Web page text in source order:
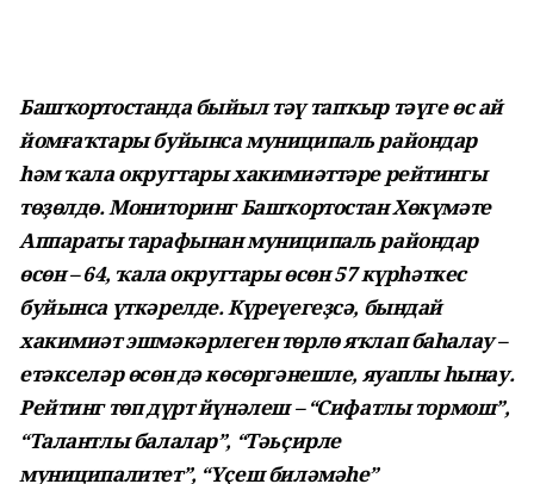
Башҡортостанда быйыл тәү тапҡыр тәүге өс ай
йомғаҡтары буйынса муниципаль райондар
һәм ҡала округтары хакимиәттәре рейтингы
төҙөлдө. Мониторинг Башҡортостан Хөкүмәте
Аппараты тарафынан муниципаль райондар
өсөн – 64, ҡала округтары өсөн 57 күрһәткес
буйынса үткәрелде. Күреүегеҙсә, бындай
хакимиәт эшмәкәрлеген төрлө яҡлап баһалау –
етәкселәр өсөн дә көсөргәнешле, яуап­лы һынау.
Рейтинг төп дүрт йүнәлеш – “Сифатлы тормош”,
“Талантлы балалар”, “Тәьҫирле
муниципалитет”, “Үҫеш биләмәһе”